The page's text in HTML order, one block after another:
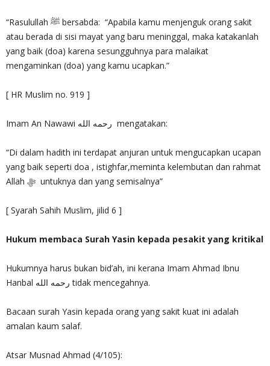
“Rasulullah ﷺ bersabda: “Apabila kamu menjenguk orang sakit
atau berada di sisi mayat yang baru meninggal, maka katakanlah
yang baik (doa) karena sesungguhnya para malaikat
mengaminkan (doa) yang kamu ucapkan.”
[ HR Muslim no. 919 ]
Imam An Nawawi رحمه الله mengatakan:
“Di dalam hadith ini terdapat anjuran untuk mengucapkan ucapan
yang baik seperti doa , istighfar,meminta kelembutan dan rahmat
Allah ﷻ untuknya dan yang semisalnya”
[ Syarah Sahih Muslim, jilid 6 ]
Hukum membaca Surah Yasin kepada pesakit yang kritikal
Hukumnya harus bukan bid’ah, ini kerana Imam Ahmad Ibnu
Hanbal رحمه الله‎ tidak mencegahnya.
Bacaan surah Yasin kepada orang yang sakit kuat ini adalah
amalan kaum salaf.
Atsar Musnad Ahmad (4/105):